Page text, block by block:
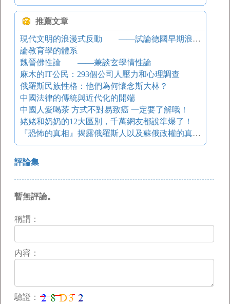
推薦文章
現代文明的浪漫式反動 ——試論德國早期浪漫主義政治思想
論教育學的體系
魏晉佛性論 ——兼談玄學情性論
麻木的IT公民：293個公司人壓力和心理調查
俄羅斯民族性格：他們為何懷念斯大林？
中國法律的傳統與近代化的開端
中國人愛喝茶 方式不對易致癌 一定要了解哦！
姥姥和奶奶的12大區別，千萬網友都說準爆了！
『恐怖的真相』揭露俄羅斯人以及蘇俄政權的真面目
評論集
暫無評論。
稱謂：
内容：
驗證：